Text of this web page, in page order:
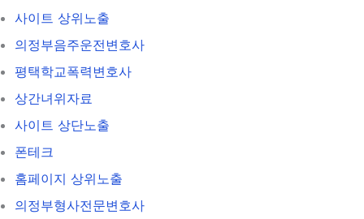
사이트 상위노출
의정부음주운전변호사
평택학교폭력변호사
상간녀위자료
사이트 상단노출
폰테크
홈페이지 상위노출
의정부형사전문변호사